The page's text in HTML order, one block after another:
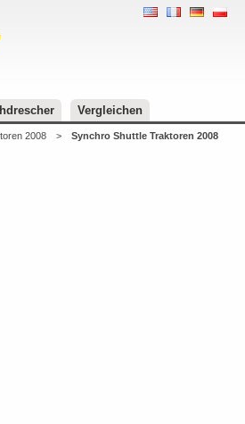
Vergleichen
2008 > Synchro Shuttle Traktoren 2008